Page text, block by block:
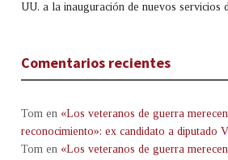
UU. a la inauguración de nuevos servicios
Comentarios recientes
Tom en «Los veteranos de guerra
reconocimiento»: ex candidato a diputado
Tom en «Los veteranos de guerra